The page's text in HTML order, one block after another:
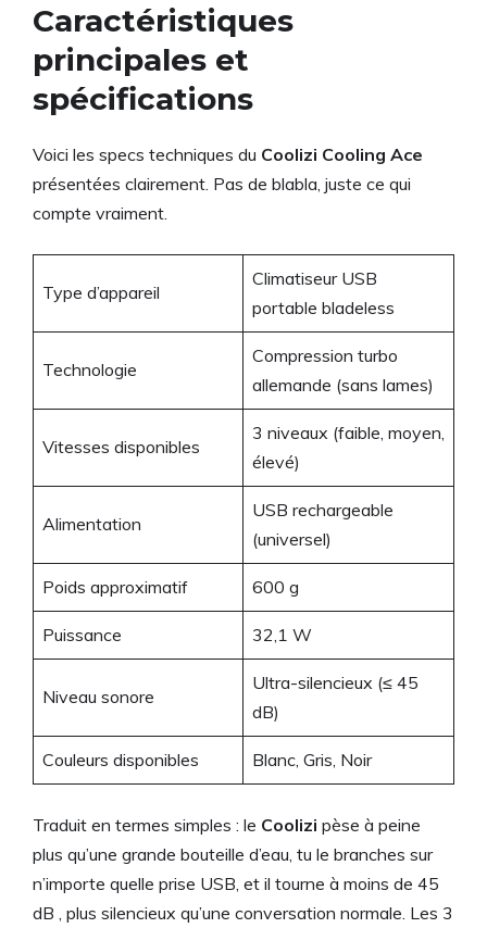
Caractéristiques
principales et
spécifications
Voici les specs techniques du Coolizi Cooling Ace
présentées clairement. Pas de blabla, juste ce qui
compte vraiment.
Type d’appareil
Climatiseur USB
portable bladeless
Technologie
Compression turbo
allemande (sans lames)
Vitesses disponibles
3 niveaux (faible, moyen,
élevé)
Alimentation
USB rechargeable
(universel)
Poids approximatif 600 g
Puissance 32,1 W
Niveau sonore
Ultra-silencieux (≤ 45
dB)
Couleurs disponibles Blanc, Gris, Noir
Traduit en termes simples : le Coolizi pèse à peine
plus qu’une grande bouteille d’eau, tu le branches sur
n’importe quelle prise USB, et il tourne à moins de 45
dB , plus silencieux qu’une conversation normale. Les 3